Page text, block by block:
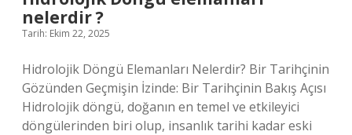
nelerdir ?
Tarih: Ekim 22, 2025
Hidrolojik Döngü Elemanları Nelerdir? Bir Tarihçinin
Gözünden Geçmişin İzinde: Bir Tarihçinin Bakış Açısı
Hidrolojik döngü, doğanın en temel ve etkileyici
döngülerinden biri olup, insanlık tarihi kadar eski